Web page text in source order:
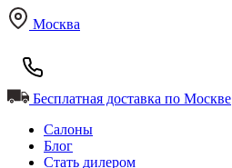
Москва
Бесплатная доставка по Москве
Салоны
Блог
Стать дилером